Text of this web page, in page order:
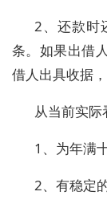
2、还款时
条。如果出借
借人出具收据
从当前实际
1、为年满
2、有稳定